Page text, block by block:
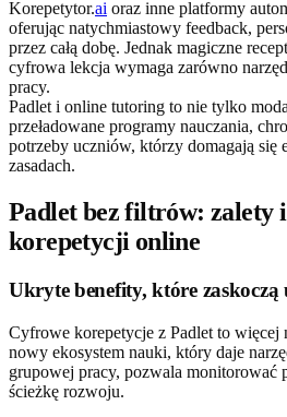
Korepetytor.ai oraz inne platformy
oferując natychmiastowy feedback,
przez całą dobę. Jednak magiczne
cyfrowa lekcja wymaga zarówno
pracy.
Padlet i online tutoring to nie tylko
przeładowane programy nauczania,
potrzeby uczniów, którzy domagają się
zasadach.
Padlet bez filtrów: zalety
korepetycji online
Ukryte benefity, które
Cyfrowe korepetycje z Padlet to więcej
nowy ekosystem nauki, który daje
grupowej pracy, pozwala monitorować
ścieżkę rozwoju.